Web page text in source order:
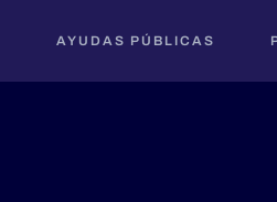
AYUDAS PÚBLICAS